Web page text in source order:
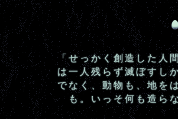
「せっかく創造した人
は一人残らず滅ぼすし
でなく、動物も、地を
も。いっそ何も造ら